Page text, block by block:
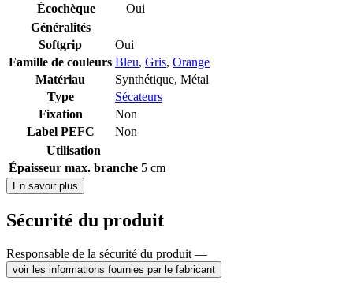
Écochèque
Oui
Généralités
Softgrip
Oui
Famille de couleurs Bleu, Gris, Orange
Matériau
Synthétique, Métal
Type
Sécateurs
Fixation
Non
Label PEFC
Non
Utilisation
Épaisseur max. branche 5 cm
En savoir plus
Sécurité du produit
Responsable de la sécurité du produit —
voir les informations fournies par le fabricant